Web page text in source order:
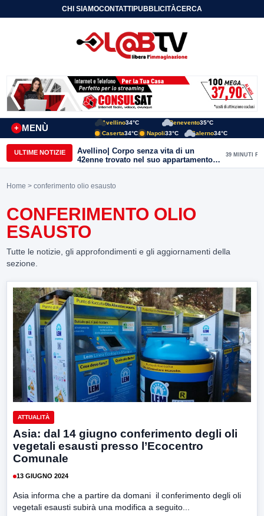
CHI SIAMOCONTATTIPUBBLICITÀCERCA
MENÙ
+
Avellino34°C Benevento35°C
Caserta34°C Napoli33°C Salerno34°C
ULTIME NOTIZIE
Avellino| Corpo senza vita di un
42enne trovato nel suo appartamento
in una pozza di sangue, giallo in viale
39 MINUTI FA
Home > conferimento olio esausto
CONFERIMENTO OLIO
ESAUSTO
Tutte le notizie, gli approfondimenti e gli aggiornamenti della
sezione.
ATTUALITÀ
Asia: dal 14 giugno conferimento degli oli
vegetali esausti presso l’Ecocentro
Comunale
13 GIUGNO 2024
Asia informa che a partire da domani il conferimento degli oli
vegetali esausti subirà una modifica a seguito...